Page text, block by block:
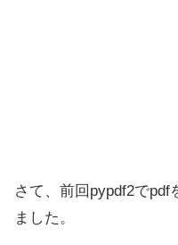
さて、前回pypdf2でpdf
ました。